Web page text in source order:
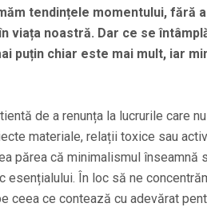
tendințele momentului, fără
viața noastră. Dar ce se
puțin chiar este mai mult, iar
de a renunța la lucrurile care
materiale, relații toxice sau
părea că minimalismul înseamnă
În loc să ne
ceea ce contează cu adevărat